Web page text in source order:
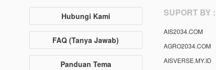
Hubungi Kami
FAQ (Tanya Jawab)
Panduan Tema
SUPORT BY :
AIS2034.COM
AGRO2034.COM
AISVERSE.MY.ID